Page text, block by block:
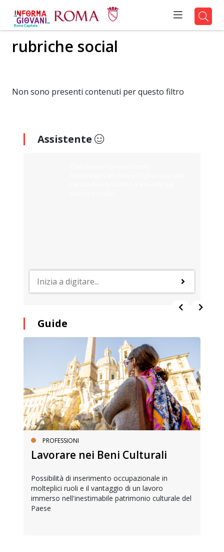
rubriche social
Non sono presenti contenuti per questo filtro
Assistente
Guide
PROFESSIONI
Lavorare nei Beni Culturali
Possibilità di inserimento occupazionale in
molteplici ruoli e il vantaggio di un lavoro
immerso nell'inestimabile patrimonio culturale del
Paese